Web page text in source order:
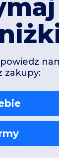
+3
zakupy: